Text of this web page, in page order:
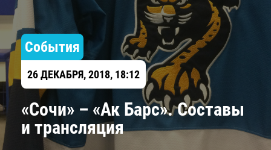
События
26 ДЕКАБРЯ, 2018, 18:12
«Сочи» – «Ак Барс». Составы
и трансляция